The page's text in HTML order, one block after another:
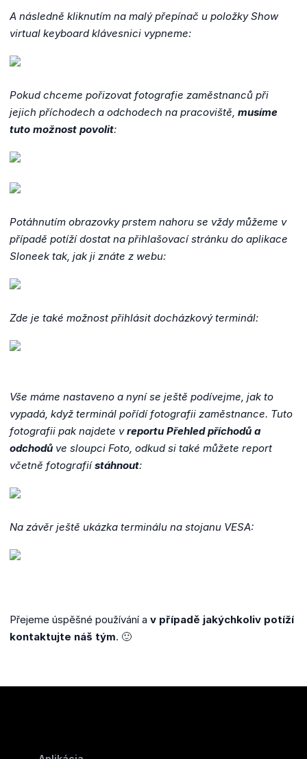
A následně kliknutím na malý přepínač u položky Show
virtual keyboard klávesnici vypneme:
Pokud chceme pořizovat fotografie zaměstnanců při
jejich příchodech a odchodech na pracoviště, musíme
tuto možnost povolit:
Potáhnutím obrazovky prstem nahoru se vždy můžeme v
případě potíží dostat na přihlašovací stránku do aplikace
Sloneek tak, jak ji znáte z webu:
Zde je také možnost přihlásit docházkový terminál:
Vše máme nastaveno a nyní se ještě podívejme, jak to
vypadá, když terminál pořídí fotografii zaměstnance. Tuto
fotografii pak najdete vreportu Přehled příchodů a
odchodů ve sloupci Foto, odkud si také můžete report
včetně fotografiístáhnout:
Na závěr ještě ukázka terminálu na stojanu VESA:
Přejeme úspěšné používání a v případě jakýchkoliv potíží
kontaktujte náš tým. 🙂